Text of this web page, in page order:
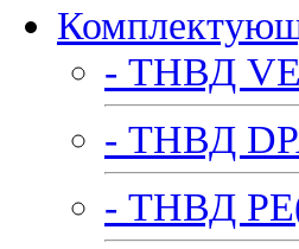
- ТНВД
- ТНВД
- ТНВД